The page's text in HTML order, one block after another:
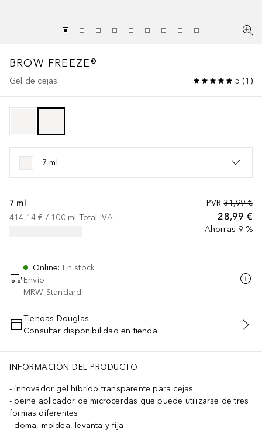
BROW FREEZE®
Gel de cejas 5 (1 )
7 ml
PVR 31,99 €
28,99 €
Ahorras 9 %
7 ml
414,14 € / 100 ml Total IVA
Online: En stock
Envío
MRW Standard
AÑADIR AL CARRITO
Tiendas Douglas
Consultar disponibilidad en tienda
INFORMACIÓN DEL PRODUCTO
innovador gel híbrido transparente para cejas
peine aplicador de microcerdas que puede utilizarse de tres
formas diferentes
doma, moldea, levanta y fija